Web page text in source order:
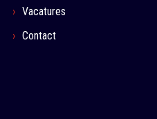
Vacatures
Contact